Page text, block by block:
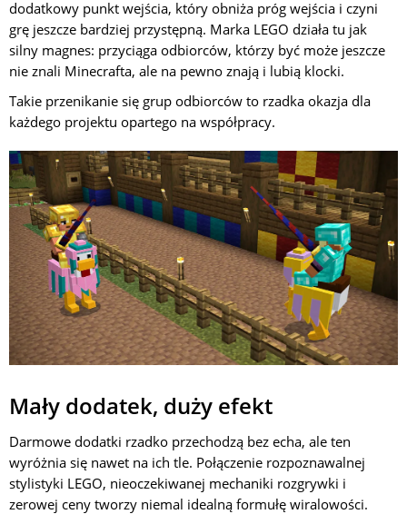
dodatkowy punkt wejścia, który obniża próg wejścia i czyni
grę jeszcze bardziej przystępną. Marka LEGO działa tu jak
silny magnes: przyciąga odbiorców, którzy być może jeszcze
nie znali Minecrafta, ale na pewno znają i lubią klocki.
Takie przenikanie się grup odbiorców to rzadka okazja dla
każdego projektu opartego na współpracy.
Mały dodatek, duży efekt
Darmowe dodatki rzadko przechodzą bez echa, ale ten
wyróżnia się nawet na ich tle. Połączenie rozpoznawalnej
stylistyki LEGO, nieoczekiwanej mechaniki rozgrywki i
zerowej ceny tworzy niemal idealną formułę wiralowości.